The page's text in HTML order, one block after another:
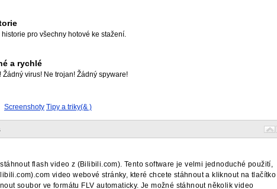
pro všechny hotové ke stažení.
a rychlé
Žádný virus! Ne trojan! Žádný spyware!
Screenshoty Tipy a triky(& )
flash video z (Bilibili.com). Tento software je velmi jednoduché použití,
video webové stránky, které chcete stáhnout a kliknout na tlačítko
soubor ve formátu FLV automaticky. Je možné stáhnout několik video